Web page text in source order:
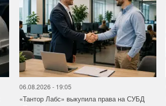
06.08.2026 - 19:05
«Тантор Лабс» выкупила права на СУБД